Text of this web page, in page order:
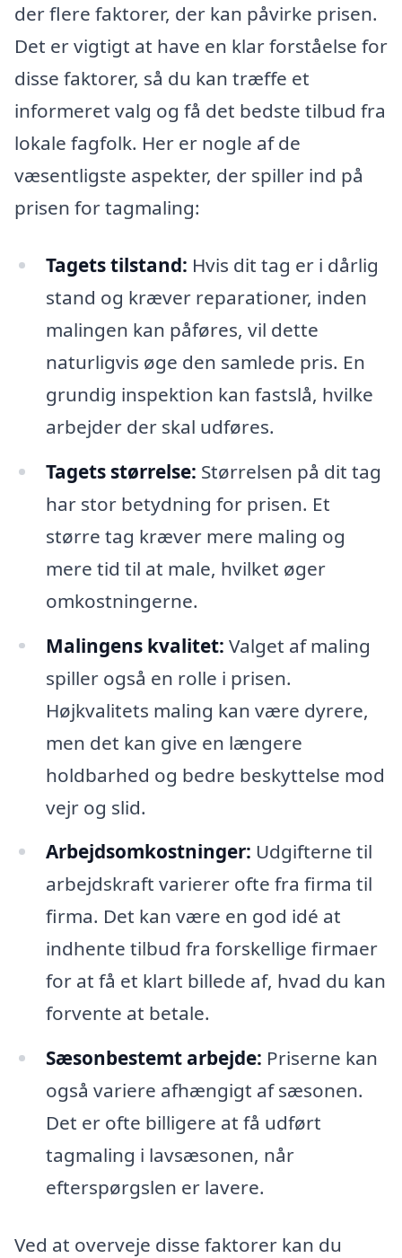
der flere faktorer, der kan påvirke prisen.
Det er vigtigt at have en klar forståelse for
disse faktorer, så du kan træffe et
informeret valg og få det bedste tilbud fra
lokale fagfolk. Her er nogle af de
væsentligste aspekter, der spiller ind på
prisen for tagmaling:
Tagets tilstand: Hvis dit tag er i dårlig
stand og kræver reparationer, inden
malingen kan påføres, vil dette
naturligvis øge den samlede pris. En
grundig inspektion kan fastslå, hvilke
arbejder der skal udføres.
Tagets størrelse: Størrelsen på dit tag
har stor betydning for prisen. Et
større tag kræver mere maling og
mere tid til at male, hvilket øger
omkostningerne.
Malingens kvalitet: Valget af maling
spiller også en rolle i prisen.
Højkvalitets maling kan være dyrere,
men det kan give en længere
holdbarhed og bedre beskyttelse mod
vejr og slid.
Arbejdsomkostninger: Udgifterne til
arbejdskraft varierer ofte fra firma til
firma. Det kan være en god idé at
indhente tilbud fra forskellige firmaer
for at få et klart billede af, hvad du kan
forvente at betale.
Sæsonbestemt arbejde: Priserne kan
også variere afhængigt af sæsonen.
Det er ofte billigere at få udført
tagmaling i lavsæsonen, når
efterspørgslen er lavere.
Ved at overveje disse faktorer kan du